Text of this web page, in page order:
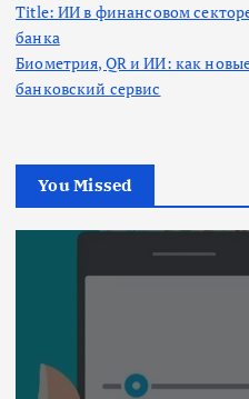
Title: ИИ в финансовом
банка
Биометрия, QR и ИИ: как
банковский сервис
You Missed